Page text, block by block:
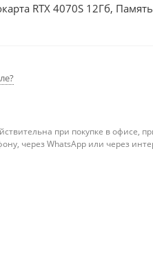
RTX 4070S 12Гб,
при покупке в офисе,
через WhatsApp или через